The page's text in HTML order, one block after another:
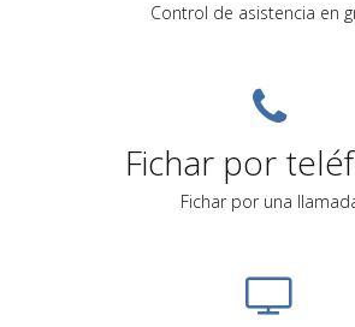
Control de asistencia en
Fichar por
Fichar por una